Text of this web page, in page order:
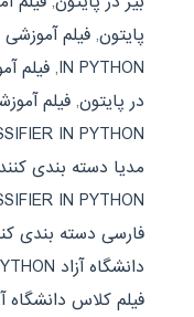
پایتون,
IN PYTHON
, فیلم
در پایتون,
IN PYTHON
مدیا دسته بندی
IN PYTHON
فارسی دسته بندی
دانشگاه آزاد NAIVE BAYES CLASSIFIER IN PYTHON
فیلم کلاس دانشگاه